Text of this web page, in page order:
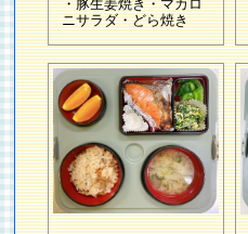
・豚生姜焼き・マカロ
ニサラダ・どら焼き